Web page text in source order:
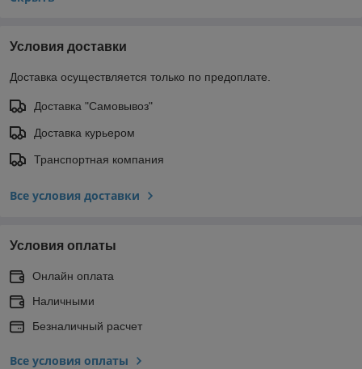
Условия доставки
Доставка осуществляется только по предоплате.
Доставка "Самовывоз"
Доставка курьером
Транспортная компания
Все условия доставки
Условия оплаты
Онлайн оплата
Наличными
Безналичный расчет
Все условия оплаты